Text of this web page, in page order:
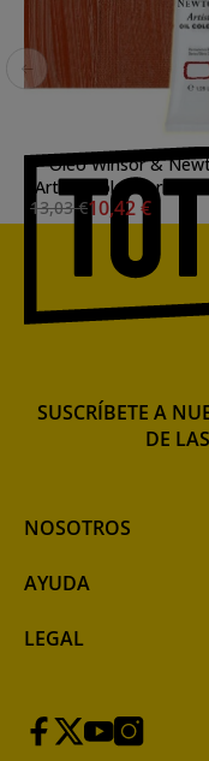
Óleo Winsor &
Artists color tierra
ml)
13,03 €10,42 €
NOSOTROS
AYUDA
LEGAL
SUSCRÍBETE A
DE